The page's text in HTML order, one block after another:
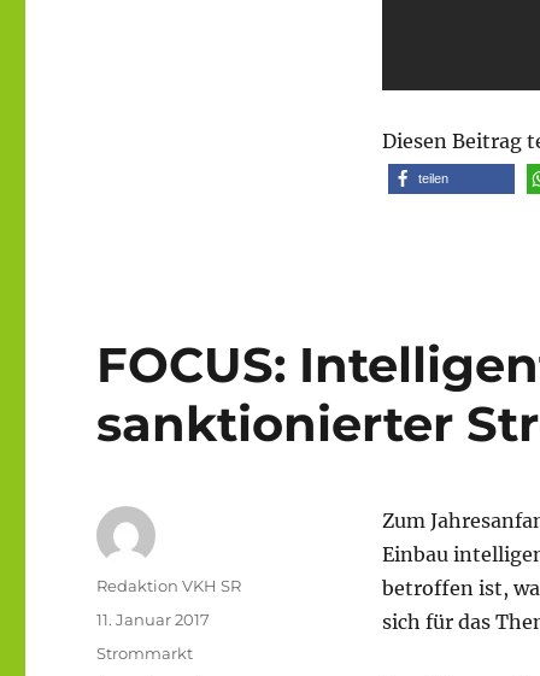
Diesen Beitrag
teilen
FOCUS:
sanktionierter
Zum
Einbau
betroffen ist,
sich für das
Autor
Redaktion VKH SR
Veröffentlicht
11. Januar 2017
Kategorien
Strommarkt